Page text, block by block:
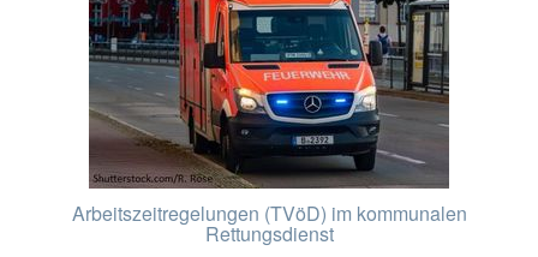
Arbeitszeitregelungen (TVöD) im kommunalen
Rettungsdienst